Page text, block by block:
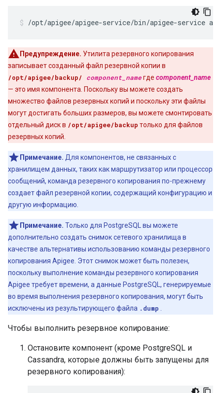
/opt/apigee/apigee-service/bin/apigee-service
Предупреждение. Утилита резервного копирования
записывает созданный файл резервной копии в
/opt/apigee/backup/ component_nameгде component_name
— это имя компонента. Поскольку вы можете создать
множество файлов резервных копий и поскольку эти файлы
могут достигать больших размеров, вы можете смонтировать
отдельный диск в /opt/apigee/backup только для файлов
резервных копий.
Примечание. Для компонентов, не связанных с
хранилищем данных, таких как маршрутизатор или процессор
сообщений, команда резервного копирования по-прежнему
создает файл резервной копии, содержащий конфигурацию и
другую информацию.
Примечание. Только для PostgreSQL вы можете
дополнительно создать снимок сетевого хранилища в
качестве альтернативы использованию команды резервного
копирования Apigee. Этот снимок может быть полезен,
поскольку выполнение команды резервного копирования
Apigee требует времени, а данные PostgreSQL, генерируемые
во время выполнения резервного копирования, могут быть
исключены из результирующего файла .dump
Чтобы выполнить резервное копирование:
Остановите компонент (кроме PostgreSQL и
Cassandra, которые должны быть запущены для
резервного копирования):